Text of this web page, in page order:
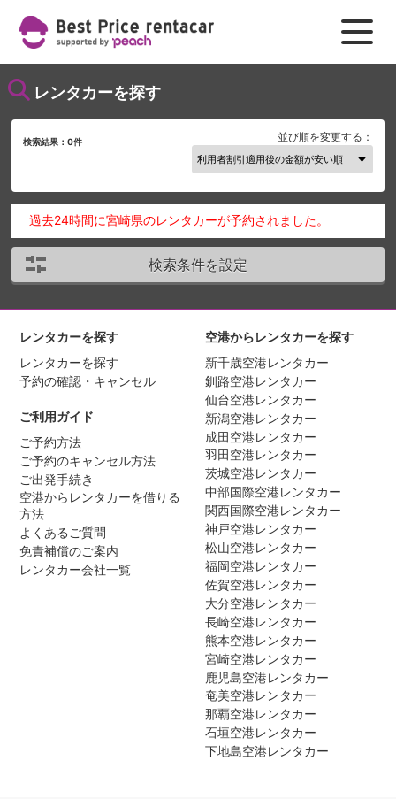
レンタカーを探す
検索結果：0件 並び順を変更する：
過去24時間に宮崎県のレンタカーが予約されました。
検索条件を設定
レンタカーを探す
レンタカーを探す
予約の確認・キャンセル
ご利用ガイド
ご予約方法
ご予約のキャンセル方法
ご出発手続き
空港からレンタカーを借りる
方法
よくあるご質問
免責補償のご案内
レンタカー会社一覧
空港からレンタカーを探す
新千歳空港レンタカー
釧路空港レンタカー
仙台空港レンタカー
新潟空港レンタカー
成田空港レンタカー
羽田空港レンタカー
茨城空港レンタカー
中部国際空港レンタカー
関西国際空港レンタカー
神戸空港レンタカー
松山空港レンタカー
福岡空港レンタカー
佐賀空港レンタカー
大分空港レンタカー
長崎空港レンタカー
熊本空港レンタカー
宮崎空港レンタカー
鹿児島空港レンタカー
奄美空港レンタカー
那覇空港レンタカー
石垣空港レンタカー
下地島空港レンタカー